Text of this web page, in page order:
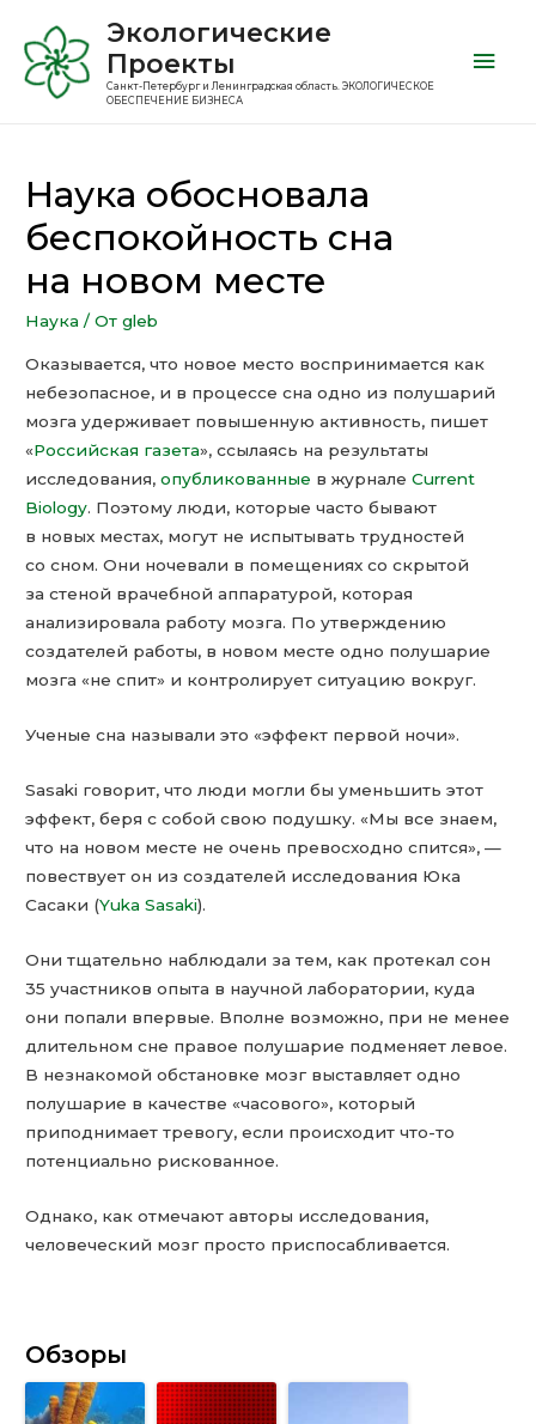
Экологические
Проекты
Санкт-Петербург и Ленинградская область. ЭКОЛОГИЧЕСКОЕ
ОБЕСПЕЧЕНИЕ БИЗНЕСА
Наука обосновала
беспокойность сна
на новом месте
Наука / От gleb
Оказывается, что новое место воспринимается как
небезопасное, и в процессе сна одно из полушарий
мозга удерживает повышенную активность, пишет
«Российская газета», ссылаясь на результаты
исследования,опубликованные в журналеCurrent
Biology. Поэтому люди, которые часто бывают
в новых местах, могут не испытывать трудностей
со сном. Они ночевали в помещениях со скрытой
за стеной врачебной аппаратурой, которая
анализировала работу мозга. По утверждению
создателей работы, в новом месте одно полушарие
мозга «не спит» и контролирует ситуацию вокруг.
Ученые сна называли это «эффект первой ночи».
Sasaki говорит, что люди могли бы уменьшить этот
эффект, беря с собой свою подушку. «Мы все знаем,
что на новом месте не очень превосходно спится», —
повествует он из создателей исследования Юка
Сасаки (Yuka Sasaki).
Они тщательно наблюдали за тем, как протекал сон
35 участников опыта в научной лаборатории, куда
они попали впервые. Вполне возможно, при не менее
длительном сне правое полушарие подменяет левое.
В незнакомой обстановке мозг выставляет одно
полушарие в качестве «часового», который
приподнимает тревогу, если происходит что-то
потенциально рискованное.
Однако, как отмечают авторы исследования,
человеческий мозг просто приспосабливается.
Обзоры